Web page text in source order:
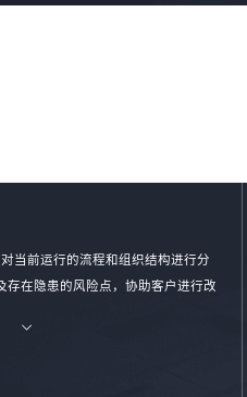
当前运行的流程和组织结构进行分
存在隐患的风险点，协助客户进行改